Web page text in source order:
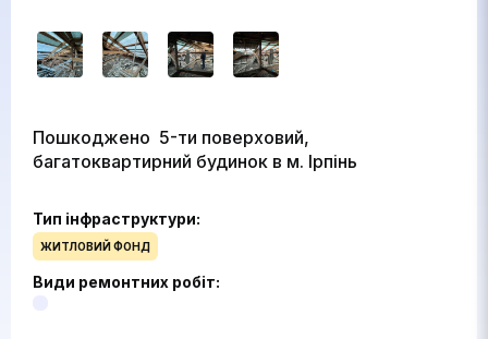
Тип інфраструктури:
ЖИТЛОВИЙ ФОНД
Види ремонтних робіт:
Пошкоджено 5-ти поверховий,
багатоквартирний будинок в м. Ірпінь